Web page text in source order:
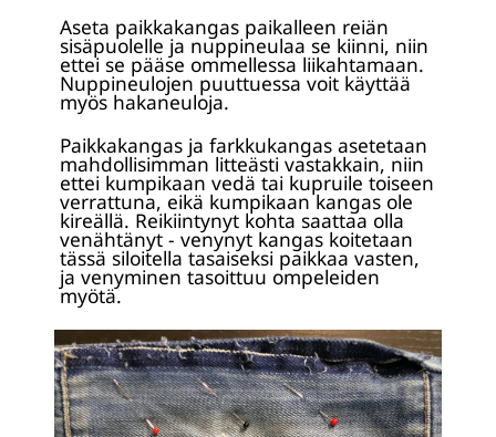
Aseta paikkakangas paikalleen reiän
sisäpuolelle ja nuppineulaa se kiinni, niin
ettei se pääse ommellessa liikahtamaan.
Nuppineulojen puuttuessa voit käyttää
myös hakaneuloja.
Paikkakangas ja farkkukangas asetetaan
mahdollisimman litteästi vastakkain, niin
ettei kumpikaan vedä tai kupruile toiseen
verrattuna, eikä kumpikaan kangas ole
kireällä. Reikiintynyt kohta saattaa olla
venähtänyt - venynyt kangas koitetaan
tässä siloitella tasaiseksi paikkaa vasten,
ja venyminen tasoittuu ompeleiden
myötä.